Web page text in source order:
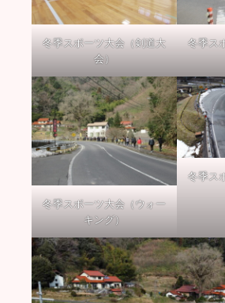
冬季スポーツ大会（剣道大
会）
冬季ス
冬季スポーツ大会（ウォー
キング）
冬季ス